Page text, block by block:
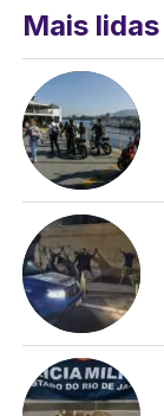
Mais lidas